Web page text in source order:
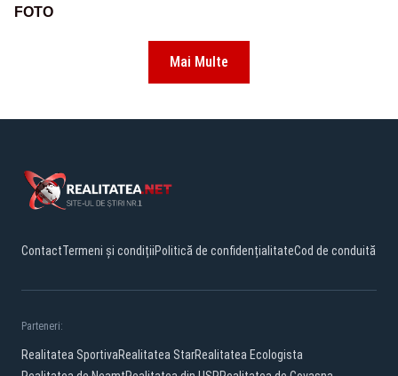
FOTO
Mai Multe
ContactTermeni și condițiiPolitică de confidențialitateCod de conduită
Parteneri:
Realitatea SportivaRealitatea StarRealitatea Ecologista